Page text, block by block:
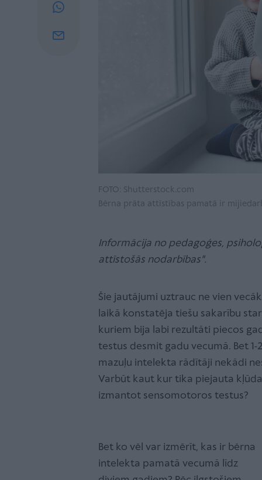
FOTO: Shutterstock.com
Bērna prāta attīstības pamatā ir
Informācija no pedagoģes,
attīstošās nodarbības".
Šie jautājumi uztrauc ne vien
laikā konstatēja tiešu sakarību
kuriem bija labi rezultāti piecos
testus desmit gadu vecumā. Bet
mazuļu intelekta rādītāji nekādi
Varbūt kaut kur tika piejauta
izmantot sensomotoros testus?
Bet ko vēl var izmērīt, kas ir bērna
intelekta pamatā vecumā līdz